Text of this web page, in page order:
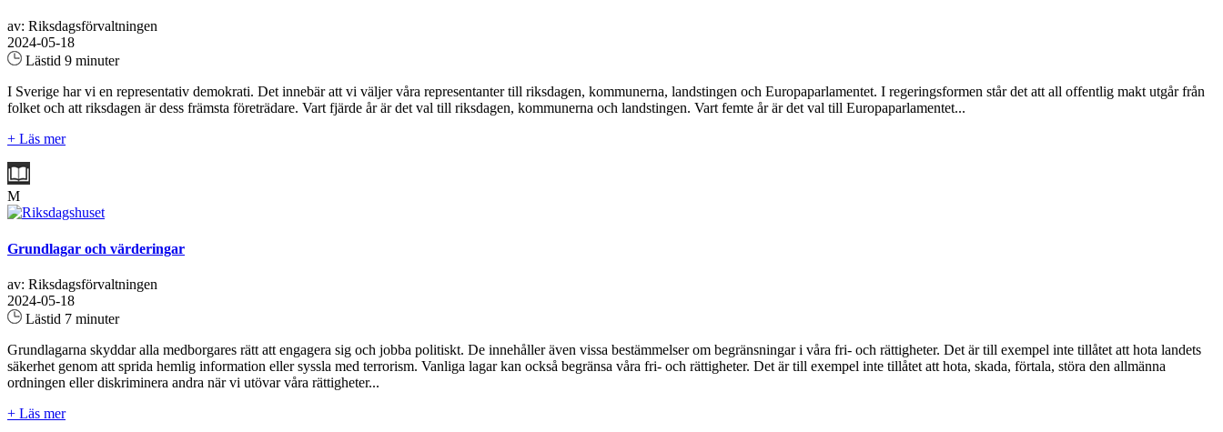
av: Riksdagsförvaltningen
2024-05-18
Lästid 9 minuter
I Sverige har vi en representativ demokrati. Det innebär att vi väljer våra representanter till riksdagen, kommunerna, landstingen och Europaparlamentet. I regeringsformen står det att all offentlig makt utgår från
folket och att riksdagen är dess främsta företrädare. Vart fjärde år är det val till riksdagen, kommunerna och landstingen. Vart femte år är det val till Europaparlamentet...
+ Läs mer
M
Grundlagar och värderingar
av: Riksdagsförvaltningen
2024-05-18
Lästid 7 minuter
Grundlagarna skyddar alla medborgares rätt att engagera sig och jobba politiskt. De innehåller även vissa bestämmelser om begränsningar i våra fri- och rättigheter. Det är till exempel inte tillåtet att hota landets
säkerhet genom att sprida hemlig information eller syssla med terrorism. Vanliga lagar kan också begränsa våra fri- och rättigheter. Det är till exempel inte tillåtet att hota, skada, förtala, störa den allmänna
ordningen eller diskriminera andra när vi utövar våra rättigheter...
+ Läs mer